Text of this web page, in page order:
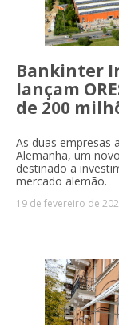
Bankinter
lançam
de 200
As duas empresas
Alemanha, um
destinado a
mercado alemão.
19 de fevereiro de